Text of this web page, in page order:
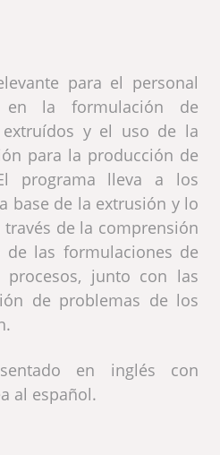
para el personal
en la formulación de
extruídos y el uso de la
para la producción de
programa lleva a los
base de la extrusión y lo
de la comprensión
las formulaciones de
junto con las
de problemas de los
en inglés con
al español.